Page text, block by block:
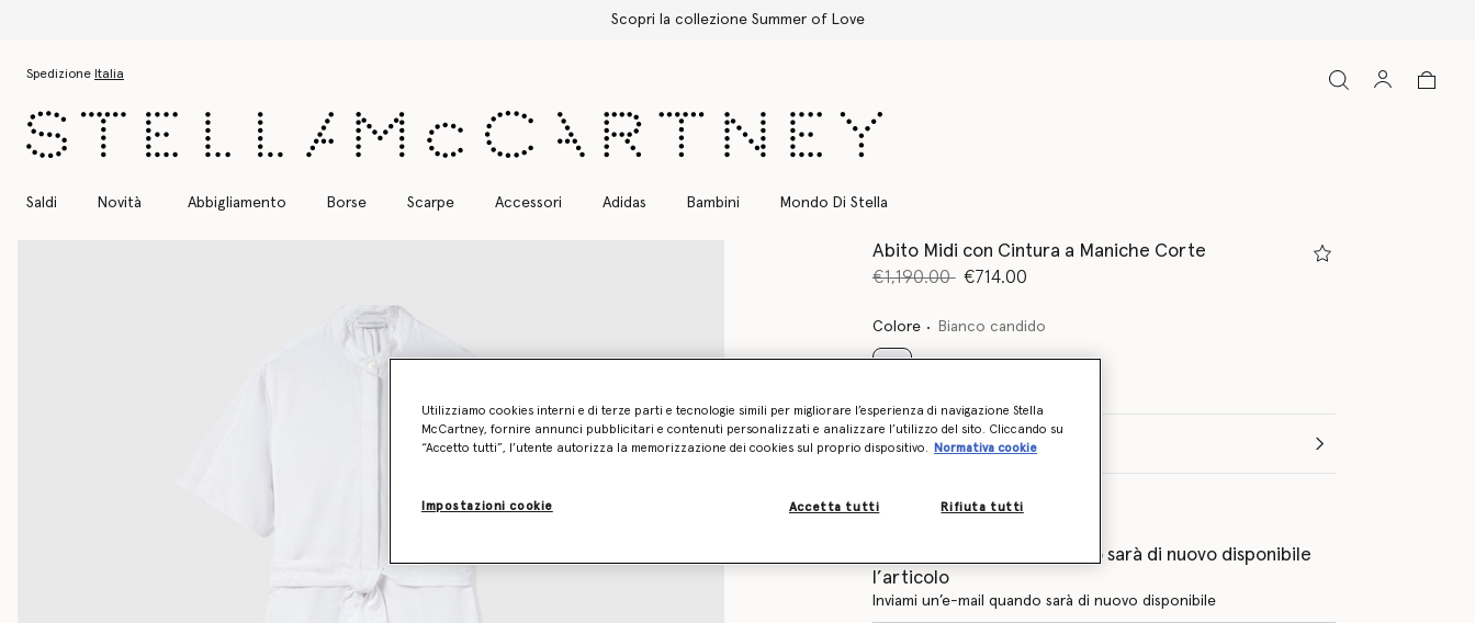
Spedizione Express gratuita per tutti gli ordini
Spedizione Italia
Saldi Novità Abbigliamento Borse Scarpe Accessori Adidas Bambini Mondo Di Stella
Abito Midi con Cintura a Maniche Corte
Prezzo ridotto da
€1,190.00a€714.00
Colore Bianco candido
Tabella delle taglie
Scopri in anteprima quando sarà di nuovo disponibile
l’articolo
Inviami un’e-mail quando sarà di nuovo disponibile
Utilizziamo cookies interni e di terze parti e tecnologie simili per migliorare l’esperienza di navigazione Stella
McCartney, fornire annunci pubblicitari e contenuti personalizzati e analizzare l’utilizzo del sito. Cliccando su
“Accetto tutti”, l’utente autorizza la memorizzazione dei cookies sul proprio dispositivo.
Normativa cookie
Impostazioni cookie Rifiuta tutti
Accetta tutti